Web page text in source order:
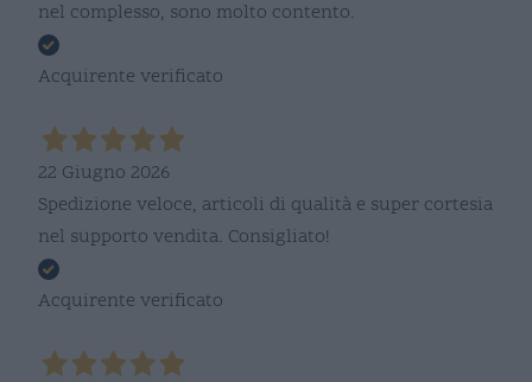
nel complesso, sono molto contento.
Acquirente verificato
22 Giugno 2026
Spedizione veloce, articoli di qualità e super cortesia
nel supporto vendita. Consigliato!
Acquirente verificato